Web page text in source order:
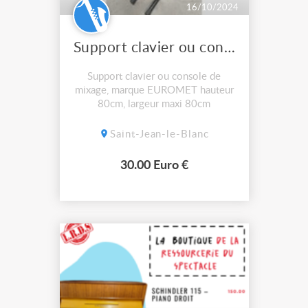
16/10/2024
Support clavier ou console
Support clavier ou console de
mixage, marque EUROMET hauteur
80cm, largeur maxi 80cm
Saint-Jean-le-Blanc
30.00 Euro €